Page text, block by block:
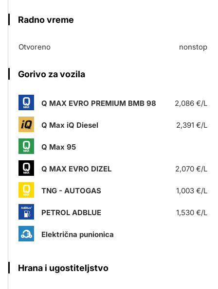
Radno vreme
Otvoreno nonstop
Gorivo za vozila
Q MAX EVRO PREMIUM BMB 98 2,086 €/L
Q Max iQ Diesel 2,391 €/L
Q Max 95
Q MAX EVRO DIZEL 2,070 €/L
TNG - AUTOGAS 1,003 €/L
PETROL ADBLUE 1,530 €/L
Električna punionica
Hrana i ugostiteljstvo